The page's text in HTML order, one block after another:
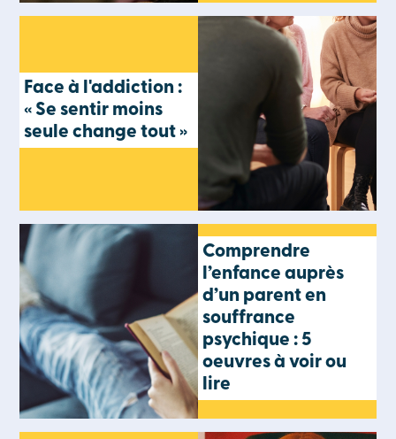
Face à l'addiction :
« Se sentir moins
seule change tout »
Comprendre
l’enfance auprès
d’un parent en
souffrance
psychique : 5
oeuvres à voir ou
lire